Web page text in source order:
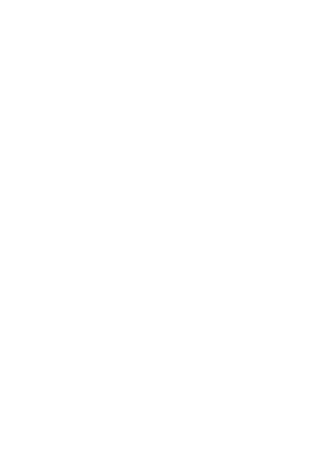
CF8) Ду 32-Ду200
с эпоксидным покрытием) Ду32-Ду200